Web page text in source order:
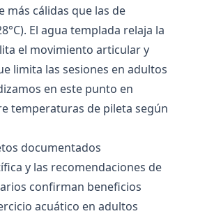
más cálidas que las de
El agua templada relaja la
el movimiento articular y
limita las sesiones en adultos
en este punto en
temperaturas de pileta según
documentados
y las recomendaciones de
confirman beneficios
acuático en adultos